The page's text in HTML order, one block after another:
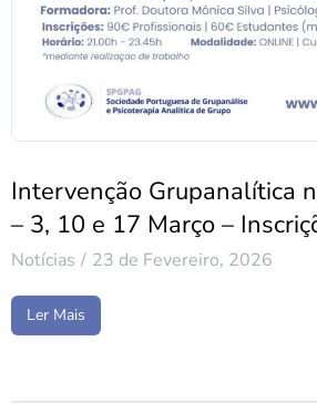
Intervenção Grupanalítica
– 3, 10 e 17 Março –
Notícias 23 de Fevereiro, 2026
Ler Mais